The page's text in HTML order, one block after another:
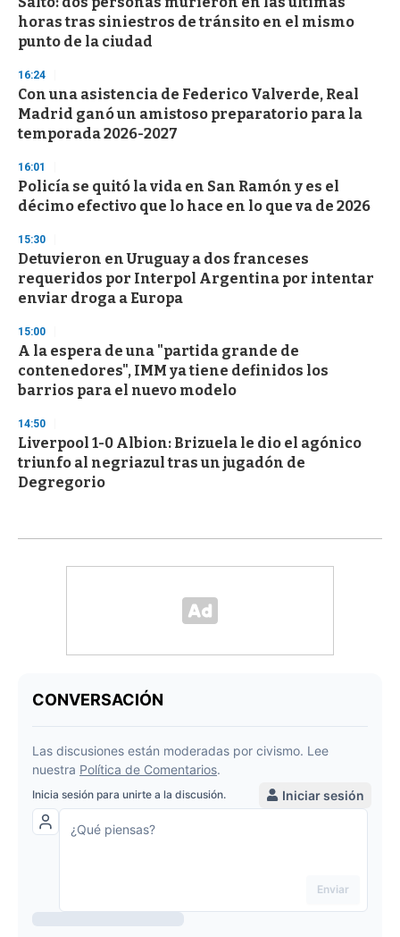
horas tras siniestros de tránsito en el mismo
punto de la ciudad
16:24
Con una asistencia de Federico Valverde, Real
Madrid ganó un amistoso preparatorio para la
temporada 2026-2027
16:01
Policía se quitó la vida en San Ramón y es el
décimo efectivo que lo hace en lo que va de 2026
15:30
Detuvieron en Uruguay a dos franceses
requeridos por Interpol Argentina por intentar
enviar droga a Europa
15:00
A la espera de una "partida grande de
contenedores", IMM ya tiene definidos los
barrios para el nuevo modelo
14:50
Liverpool 1-0 Albion: Brizuela le dio el agónico
triunfo al negriazul tras un jugadón de
Degregorio